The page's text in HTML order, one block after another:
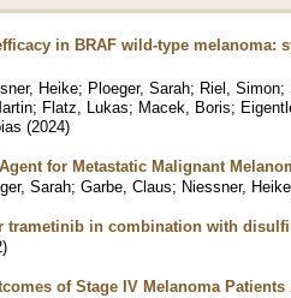
in BRAF wild-type melanoma:
Heike; Ploeger, Sarah; Riel, Simon;
; Flatz, Lukas; Macek, Boris;
(2024)
for Metastatic Malignant
Sarah; Garbe, Claus; Niessner, Heike
trametinib in combination with
)
of Stage IV Melanoma